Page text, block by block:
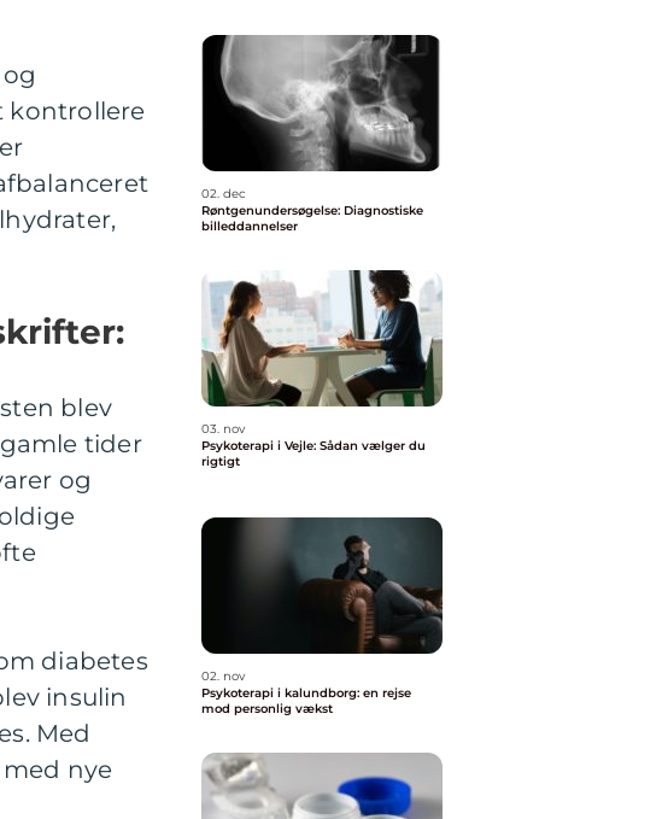
kontrollere
blev
tider
og
diabetes
insulin
Med
nye
02. dec
Røntgenundersøgelse: Diagnostiske
billeddannelser
03. nov
Psykoterapi i Vejle: Sådan vælger du
rigtigt
02. nov
Psykoterapi i kalundborg: en rejse
mod personlig vækst